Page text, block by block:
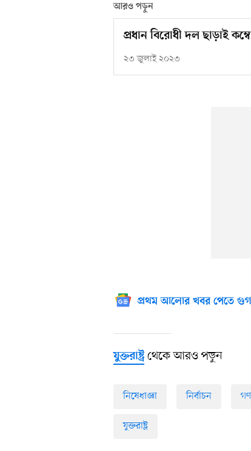
আরও পড়ুন
প্রধান বিরোধী দল ছাড়াই
২৩ জুলাই ২০২৩
প্রথম আলোর খবর পেতে
যুক্তরাষ্ট্রথেকে আরও পড়ুন
নিষেধাজ্ঞা নির্বাচন
যুক্তরাষ্ট্র